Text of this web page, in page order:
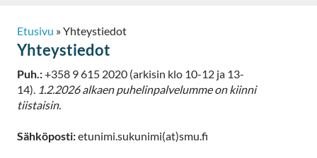
Etusivu »Yhteystiedot
Yhteystiedot
Puh.:+358 9 615 2020 (arkisin klo 10-12 ja 13-
14). 1.2.2026 alkaen puhelinpalvelumme on kiinni
tiistaisin.
Sähköposti:etunimi.sukunimi(at)smu.fi